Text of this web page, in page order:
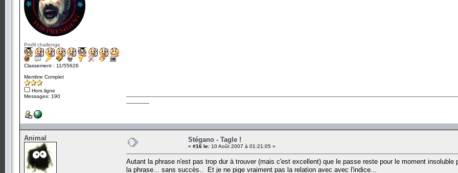
Profil challenge
Classement : 11/55626
Membre Complet
Hors ligne
Messages: 190
---------------
Animal Stégano - Tagle !
« #16 le: 10 Août 2007 à 01:21:05 »
Autant la phrase n'est pas trop dur à trouver (mais c'est excellent) que le passe reste pour le moment
la phrase... sans succès.. Et je ne pige vraiment pas la relation avec avec l'indice...